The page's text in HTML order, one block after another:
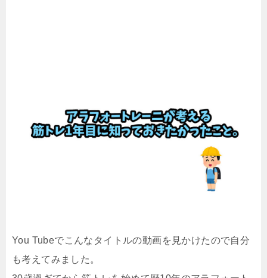
You Tubeでこんなタイトルの動画を見かけたので自分
も考えてみました。